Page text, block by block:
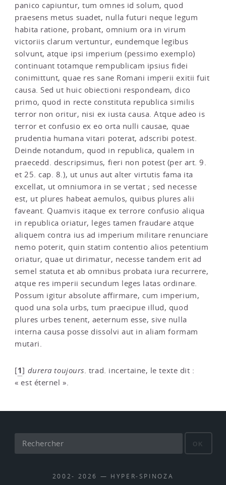
panico capiuntur, tum omnes id solum, quod
praesens metus suadet, nulla futuri neque legum
habita ratione, probant, omnium ora in virum
victoriis clarum vertuntur, eundemque legibus
solvunt, atque ipsi imperium (pessimo exemplo)
continuant totamque rempublicam ipsius fidei
conimittunt, quae res sane Romani imperii exitii fuit
causa. Sed ut huic obiectioni respondeam, dico
primo, quod in recte constituta republica similis
terror non oritur, nisi ex iusta causa. Atque adeo is
terror et confusio ex eo orta nulli causae, quae
prudentia humana vitari poterat, adscribi potest.
Deinde notandum, quod in republica, qualem in
praecedd. descripsimus, fieri non potest (per art. 9.
et 25. cap. 8.), ut unus aut alter virtutis fama ita
excellat, ut omniumora in se vertat ; sed necesse
est, ut plures habeat aemulos, quibus plures alii
faveant. Quamvis itaque ex terrore confusio aliqua
in republica oriatur, leges tamen fraudare atque
aliquem contra ius ad imperium militare renunciare
nemo poterit, quin statim contentio alios petentium
oriatur, quae ut dirimatur, necesse tandem erit ad
semel statuta et ab omnibus probata iura recurrere,
atque res imperii secundum leges latas ordinare.
Possum igitur absolute affirmare, cum imperium,
quod una sola urbs, tum praecipue illud, quod
plures urbes tenent, aeternum esse, sive nulla
interna causa posse dissolvi aut in aliam formam
mutari.
[1] durera toujours. trad. incertaine, le texte dit :
« est éternel ».
OK
2002- 2026 — HYPER-SPINOZA